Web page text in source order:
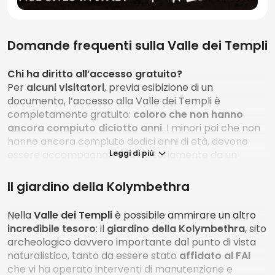
Domande frequenti sulla Valle dei Templi
Chi ha diritto all’accesso gratuito?
Per alcuni visitatori, previa esibizione di un
documento, l’accesso alla Valle dei Templi è
completamente gratuito: coloro che non hanno
ancora compiuto diciotto anni. I minori poi che non
hanno ancora compiuto dodici anni di età, devono
essere accompagnati obbligatoriamente da un
Quanto dura in media una visita guidata alla Valle
dei Templi?
In media, una visita guidata duracirca 2 ore .
Qual è il tempio più importante della Valle dei
Templi?
Leggi di più
Il giardino della Kolymbethra
NellaValle dei Templiè possibile ammirare un altro
incredibile tesoro: il giardino della Kolymbethra, sito
archeologico davvero importante dal punto di vista
naturalistico, tanto da essere stato affidato al FAI
che vi ha operato interventi di manutenzione e